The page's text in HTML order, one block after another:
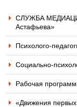
СЛУЖБА
Астафьева»
Психолого-
Социально-
Рабочая
«Движения